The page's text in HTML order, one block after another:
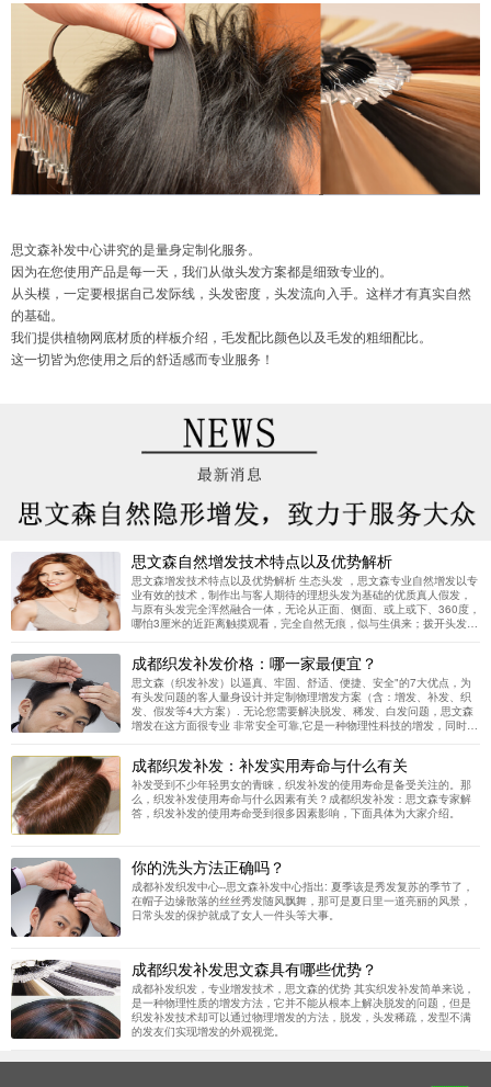
思文森补发中心讲究的是量身定制化服务。
因为在您使用产品是每一天，我们从做头发方案都是细致专业的。
从头模，一定要根据自己发际线，头发密度，头发流向入手。这样才有真实自然
的基础。
我们提供植物网底材质的样板介绍，毛发配比颜色以及毛发的粗细配比。
这一切皆为您使用之后的舒适感而专业服务！
思文森自然增发技术特点以及优势解析
思文森增发技术特点以及优势解析 生态头发 ，思文森专业自然增发以专
业有效的技术，制作出与客人期待的理想头发为基础的优质真人假发，
与原有头发完全浑然融合一体，无论从正面、侧面、或上或下、360度，
哪怕3厘米的近距离触摸观看，完全自然无痕，似与生俱来；拨开头发，
物蛋白胶片与生物蛋白胶液，完全保障使用效果。
成都织发补发价格：哪一家最便宜？
思文森（织发补发）以逼真、牢固、舒适、便捷、安全"的7大优点，为
有头发问题的客人量身设计并定制物理增发方案（含：增发、补发、织
发、假发等4大方案）. 无论您需要解决脱发、稀发、白发问题，思文森
增发在这方面很专业 非常安全可靠,它是一种物理性科技的增发，同时思
澡 游泳都不怕， 打架不怕老婆揪头，思文森补发价格实惠最低，量身定
做补发织发产品。最好的还有这一条，免费售后质量保证，使用效果很
好。为以下头发困扰者提供服务生理性脱发、病理性脱发、心理性少
发、生理性白发、脂溢性脱发、产后脱发、全秃、片秃、谢顶、疤痕、
成都织发补发：补发实用寿命与什么有关
补发受到不少年轻男女的青睐，织发补发的使用寿命是备受关注的。那
么，织发补发使用寿命与什么因素有关？成都织发补发：思文森专家解
答，织发补发的使用寿命受到很多因素影响，下面具体为大家介绍。
你的洗头方法正确吗？
成都补发织发中心--思文森补发中心指出: 夏季该是秀发复苏的季节了，
在帽子边缘散落的丝丝秀发随风飘舞，那可是夏日里一道亮丽的风景，
日常头发的保护就成了女人一件头等大事。
成都织发补发思文森具有哪些优势？
成都补发织发，专业增发技术，思文森的优势 其实织发补发简单来说，
是一种物理性质的增发方法，它并不能从根本上解决脱发的问题，但是
织发补发技术却可以通过物理增发的方法，脱发，头发稀疏，发型不满
的发友们实现增发的外观视觉。